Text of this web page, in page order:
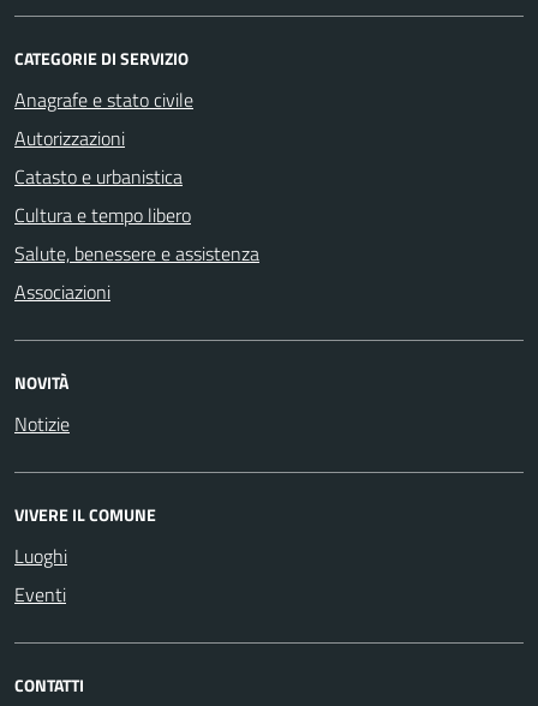
CATEGORIE DI SERVIZIO
Anagrafe e stato civile
Autorizzazioni
Catasto e urbanistica
Cultura e tempo libero
Salute, benessere e assistenza
Associazioni
NOVITÀ
Notizie
VIVERE IL COMUNE
Luoghi
Eventi
CONTATTI